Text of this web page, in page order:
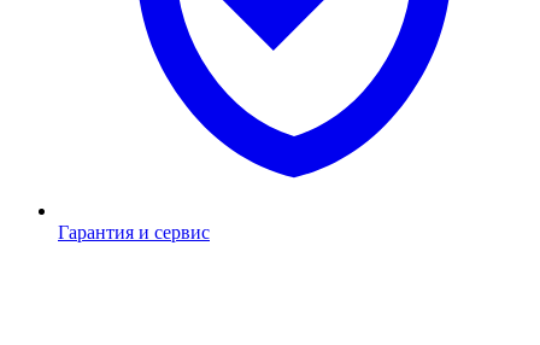
Гарантия и сервис